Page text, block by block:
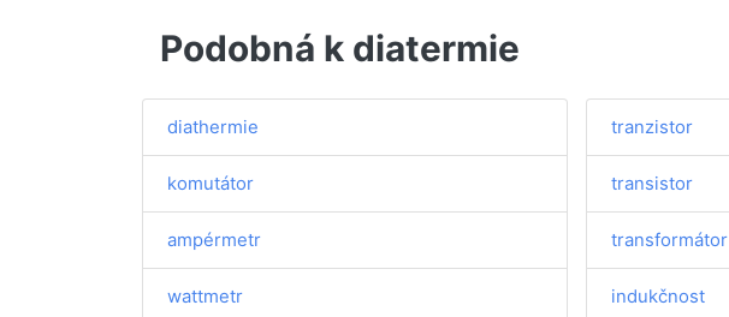
Podobná k diatermie
diathermie
komutátor
ampérmetr
wattmetr
tranzistor
transistor
transformátor
indukčnost